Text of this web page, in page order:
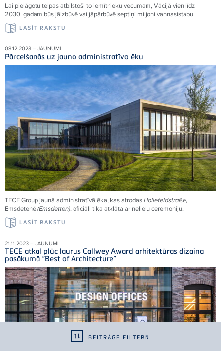
BEITRÄGE FILTERN
Lai pielāgotu telpas atbilstoši to iemītnieku vecumam, Vācijā vien līdz
2030. gadam būs jāizbūvē vai jāpārbūvē septiņi miljoni vannasistabu.
LASĪT RAKSTU
08.12.2023 – JAUNUMI
Pārcelšanās uz jauno administratīvo ēku
TECE Group jaunā administratīvā ēka, kas atrodasHollefeldstraße,
Emsdetenē(Emsdetten), oficiāli tika atklāta ar nelielu ceremoniju.
LASĪT RAKSTU
21.11.2023 – JAUNUMI
TECE atkal plūc laurus Callwey Award arhitektūras dizaina
pasākumā “Best of Architecture”